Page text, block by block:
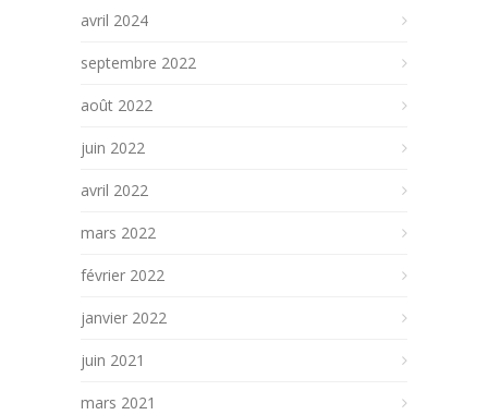
avril 2024
septembre 2022
août 2022
juin 2022
avril 2022
mars 2022
février 2022
janvier 2022
juin 2021
mars 2021